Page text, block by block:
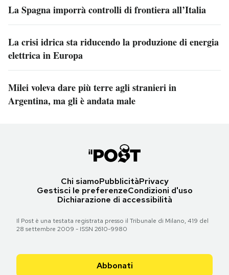
La Spagna imporrà controlli di frontiera all’Italia
La crisi idrica sta riducendo la produzione di energia
elettrica in Europa
Milei voleva dare più terre agli stranieri in
Argentina, ma gli è andata male
Chi siamoPubblicitàPrivacy
Gestisci le preferenzeCondizioni d'uso
Dichiarazione di accessibilità
Il Post è una testata registrata presso il Tribunale di Milano, 419 del
28 settembre 2009 - ISSN 2610-9980
Abbonati